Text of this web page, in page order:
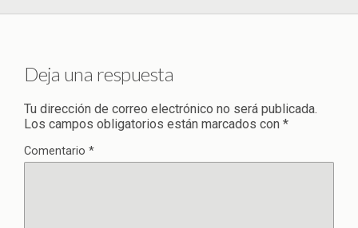
Deja una respuesta
Tu dirección de correo electrónico no será publicada.
Los campos obligatorios están marcados con *
Comentario *